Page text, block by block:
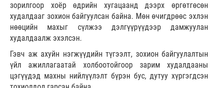
зорилгоор хоёр өдрийн хугацаанд дээрх өргөтгөсөн
худалдааг зохион байгуулсан байна. Мөн өчигдрөөс эхлэн
нөөцийн махыг сүлжээ дэлгүүрүүдээр дамжуулан
худалдаалж эхэлсэн.
Гэвч аж ахуйн нэгжүүдийн түгээлт, зохион байгуулалтын
үйл ажиллагаатай холбоотойгоор зарим худалдааны
цэгүүдэд махны нийлүүлэлт бүрэн бус, дутуу хүргэгдсэн